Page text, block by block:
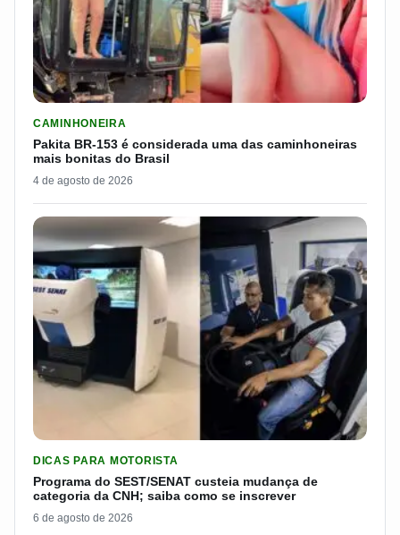
CAMINHONEIRA
Pakita BR-153 é considerada uma das caminhoneiras
mais bonitas do Brasil
4 de agosto de 2026
DICAS PARA MOTORISTA
Programa do SEST/SENAT custeia mudança de
categoria da CNH; saiba como se inscrever
6 de agosto de 2026